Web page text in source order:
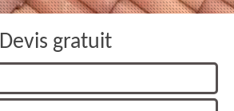
Devis gratuit